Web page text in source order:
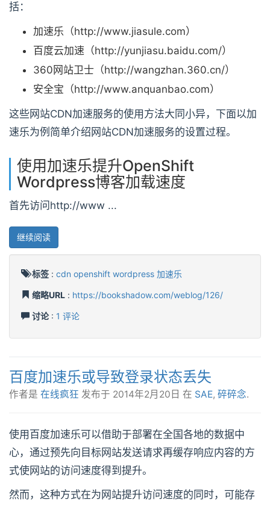
括：
加速乐（http://www.jiasule.com）
百度云加速（http://yunjiasu.baidu.com/）
360网站卫士（http://wangzhan.360.cn/）
安全宝（http://www.anquanbao.com）
这些网站CDN加速服务的使用方法大同小异，下面以加
速乐为例简单介绍网站CDN加速服务的设置过程。
使用加速乐提升OpenShift
Wordpress博客加载速度
首先访问http://www ...
继续阅读
标签 : cdn openshift wordpress 加速乐
缩略URL : https://bookshadow.com/weblog/126/
讨论: 1 评论
百度加速乐或导致登录状态丢失
作者是 在线疯狂 发布于 2014年2月20日 在 SAE, 碎碎念.
使用百度加速乐可以借助于部署在全国各地的数据中
心，通过预先向目标网站发送请求再缓存响应内容的方
式使网站的访问速度得到提升。
然而，这种方式在为网站提升访问速度的同时，可能存